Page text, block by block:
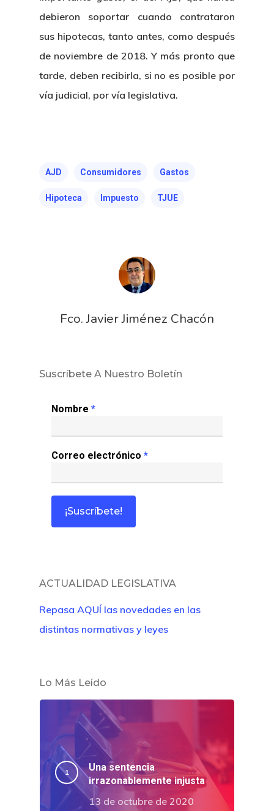
debieron soportar cuando contrataron
sus hipotecas, tanto antes, como después
de noviembre de 2018. Y más pronto que
tarde, deben recibirla, si no es posible por
vía judicial, por vía legislativa.
AJD Consumidores Gastos
Hipoteca Impuesto TJUE
Fco. Javier Jiménez Chacón
Suscríbete A Nuestro Boletín
Nombre *
Correo electrónico *
ACTUALIDAD LEGISLATIVA
Repasa AQUÍ las novedades en las
distintas normativas y leyes
Lo Más Leído
Una sentencia
irrazonablemente injusta
13 de octubre de 2020